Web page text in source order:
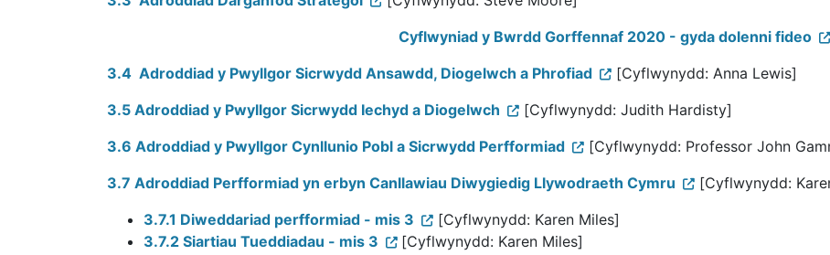
Cyflwyniad y Bwrdd Gorffennaf 2020 - gyda dolenni fideo
3.4 Adroddiad y Pwyllgor Sicrwydd Ansawdd, Diogelwch a Phrofiad
[Cyflwynydd: Anna Lewis]
3.5 Adroddiad y Pwyllgor Sicrwydd Iechyd a Diogelwch
[Cyflwynydd: Judith Hardisty]
3.6 Adroddiad y Pwyllgor Cynllunio Pobl a Sicrwydd Perfformiad
[Cyflwynydd: Professor John
3.7 Adroddiad Perfformiad yn erbyn Canllawiau Diwygiedig Llywodraeth Cymru
[Cyflwynydd:
3.7.1 Diweddariad perfformiad - mis 3
[Cyflwynydd: Karen Miles]
3.7.2 Siartiau Tueddiadau - mis 3
[Cyflwynydd: Karen Miles]